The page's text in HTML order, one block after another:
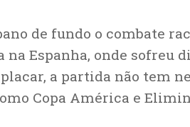
de fundo o combate
Espanha, onde sofreu
a partida não tem
Copa América e